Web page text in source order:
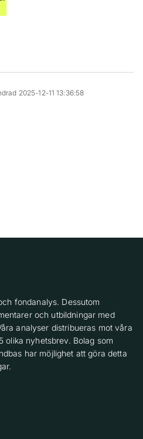
2025-12-11 13:36:58
fondanalys. Dessutom
och utbildningar med
analyser distribueras mot våra
olika nyhetsbrev. Bolag som
har möjlighet att göra detta